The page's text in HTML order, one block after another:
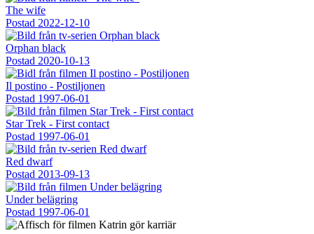
The wife
Postad 2022-12-10
Orphan black
Postad 2020-10-13
Il postino - Postiljonen
Postad 1997-06-01
Star Trek - First contact
Postad 1997-06-01
Red dwarf
Postad 2013-09-13
Under belägring
Postad 1997-06-01